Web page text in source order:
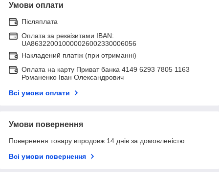
Умови оплати
Післяплата
Оплата за реквізитами IBAN:
UA863220010000026002330006056
Накладений платіж (при отриманні)
Оплата на карту Приват банка 4149 6293 7805 1163
Романенко Іван Олександрович
Всі умови оплати
Умови повернення
Повернення товару впродовж 14 днів за домовленістю
Всі умови повернення